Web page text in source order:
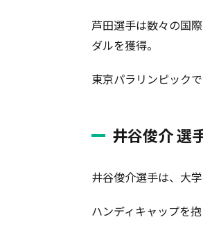
芦田選手は数々の国
ダルを獲得。
東京パラリンピック
井谷俊介 選
井谷俊介選手は、大
ハンディキャップを